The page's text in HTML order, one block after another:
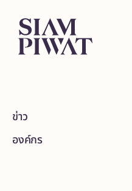
ข่าว
องค์กร